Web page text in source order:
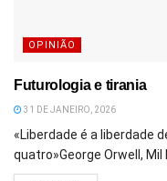
OPINIÃO
Futurologia e tirania
31 DE JANEIRO, 2026
«Liberdade é a liberdade
quatro»George Orwell,